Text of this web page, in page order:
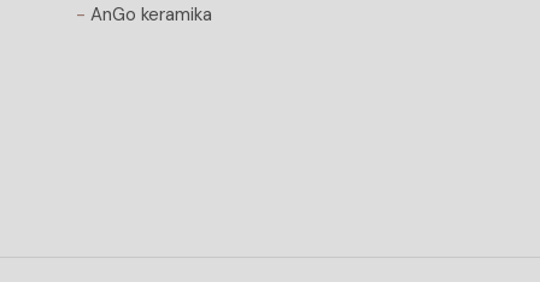
- AnGo keramika